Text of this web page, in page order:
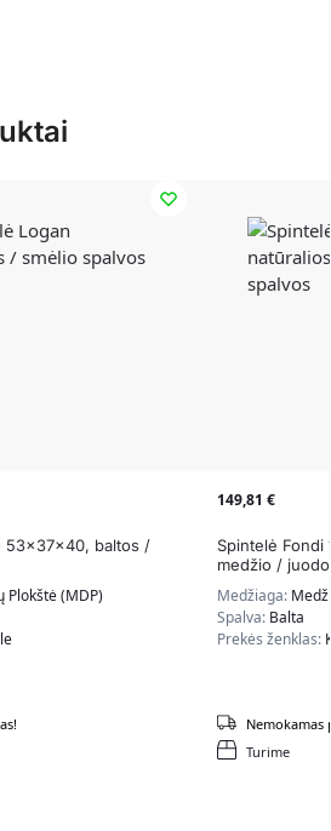
53x37x40, baltos /
Plokštė (MDP)
149,81 €
Spintelė Fondi
medžio /
Medžiaga:
Spalva: Balta
Prekės ženklas:
Turime
Nemokamas